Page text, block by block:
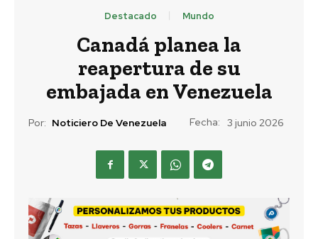
Destacado Mundo
Canadá planea la
reapertura de su
embajada en Venezuela
Por: Noticiero De Venezuela Fecha: 3 junio 2026